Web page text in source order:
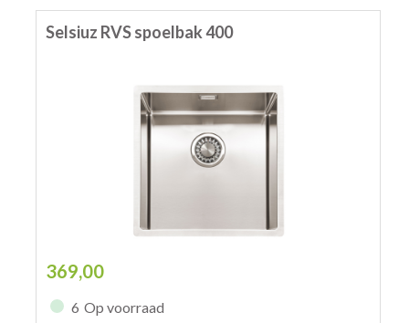
Selsiuz RVS spoelbak 400
369,00
6 Op voorraad